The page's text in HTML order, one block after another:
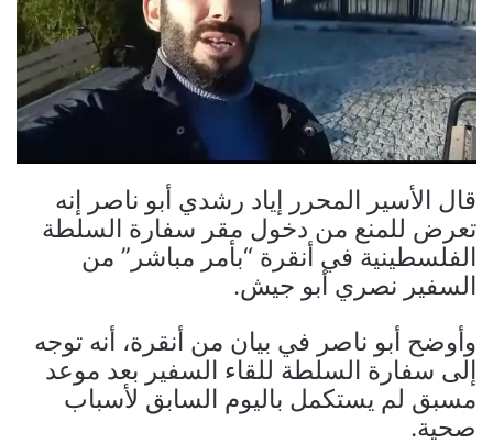
قال الأسير المحرر إياد رشدي أبو ناصر إنه
تعرض للمنع من دخول مقر سفارة السلطة
الفلسطينية في أنقرة “بأمر مباشر” من
السفير نصري أبو جيش.
وأوضح أبو ناصر في بيان من أنقرة، أنه توجه
إلى سفارة السلطة للقاء السفير بعد موعد
مسبق لم يستكمل باليوم السابق لأسباب
صحية.